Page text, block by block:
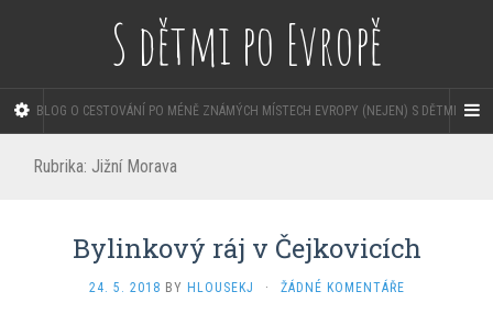
S dětmi po Evropě
BLOG O CESTOVÁNÍ PO MÉNĚ ZNÁMÝCH MÍSTECH EVROPY (NEJEN) S DĚTMI
Rubrika: Jižní Morava
Bylinkový ráj v Čejkovicích
24. 5. 2018 BY HLOUSEKJ · ŽÁDNÉ KOMENTÁŘE